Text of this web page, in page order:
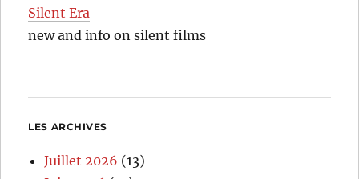
Silent Era
new and info on silent films
LES ARCHIVES
Juillet 2026 (13)